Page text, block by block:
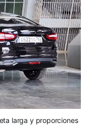
larga y proporciones